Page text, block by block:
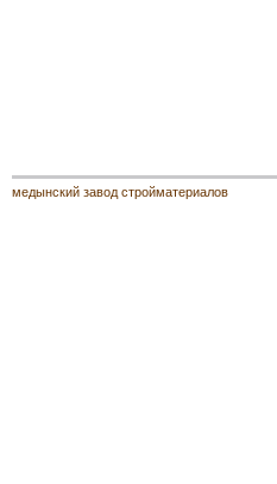
медынский завод стройматериалов